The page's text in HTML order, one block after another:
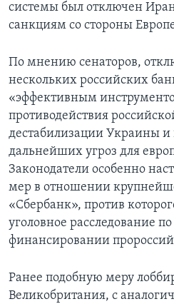
системы был отключен
санкциям со стороны
По мнению сенаторов,
нескольких российских
«эффективным
противодействия
дестабилизации Украины
дальнейших угроз для
Законодатели особенно
мер в отношении
«Сбербанк», против
уголовное расследование
финансировании
Ранее подобную меру
Великобритания, с